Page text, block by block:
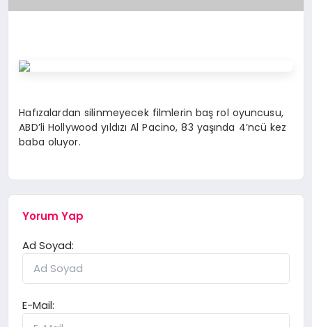
Hafızalardan silinmeyecek filmlerin baş rol oyuncusu,
ABD’li Hollywood yıldızı Al Pacino, 83 yaşında 4’ncü kez
baba oluyor.
Yorum Yap
Ad Soyad:
E-Mail: